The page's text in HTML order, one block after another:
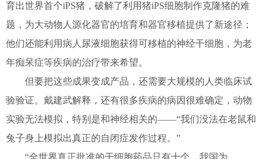
育出世界首个iPS猪，破解了利用猪iPS细胞制作克隆猪的难
题，为大动物人源化器官的培育和器官移植提供了新途径；
他们还能利用病人尿液细胞获得可移植的神经干细胞，为老
年痴呆症等疾病的治疗带来希望。
但要把这些成果变成产品，还需要大规模的人类临床试
验验证。戴建武解释，还有很多疾病的病因很难确定，动物
实验无法模拟，特别是和神经相关的——“我们没法在老鼠和
兔子身上模拟出真正的自闭症发作过程。”